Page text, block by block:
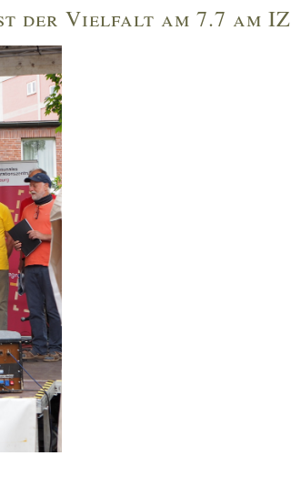
der Vielfalt am 7.7 am IZ